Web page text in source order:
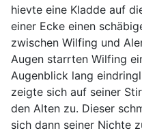
hievte eine Kladde auf
einer Ecke einen
zwischen Wilfing und
Augen starrten Wilfing
Augenblick lang
zeigte sich auf seiner
den Alten zu. Dieser
sich dann seiner Nichte